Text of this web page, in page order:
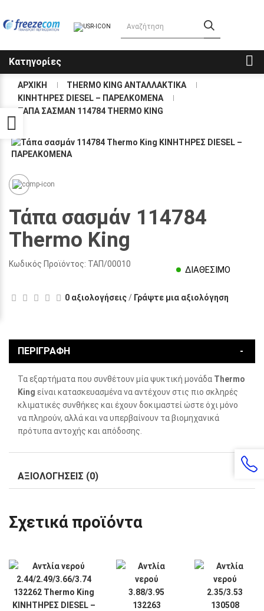
Κατηγορίες
ΑΡΧΙΚΗ
THERMO KING ΑΝΤΑΛΛΑΚΤΙΚΑ
KΙΝΗΤΗΡΕΣ DIESEL – ΠΑΡΕΛΚΟΜΕΝΑ
ΤΑΠΑ ΣΑΣΜΑΝ 114784 THERMO KING
Τάπα σασμάν 114784
Thermo King
Κωδικός Προϊόντος: ΤΑΠ/00010
ΔΙΑΘΕΣΙΜΟ
0 αξιολογήσεις/ Γράψτε μια αξιολόγηση
ΠΕΡΙΓΡΑΦΗ
Τα εξαρτήματα που συνθέτουν μία ψυκτική μονάδα Thermo
King είναι κατασκευασμένα να αντέχουν στις πιο σκληρές
κλιματικές συνθήκες και έχουν δοκιμαστεί ώστε όχι μόνο
να πληρούν, αλλά και να υπερβαίνουν τα βιομηχανικά
πρότυπα αντοχής και απόδοσης.
ΑΞΙΟΛΟΓΗΣΕΙΣ (0)
Σχετικά προϊόντα
Προσβασιμότητα